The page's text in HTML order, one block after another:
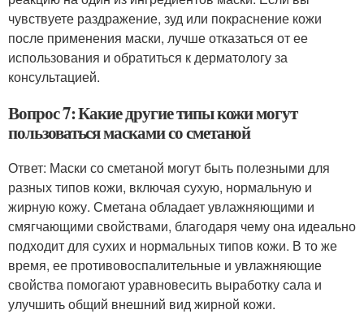
чувствуете раздражение, зуд или покраснение кожи
после применения маски, лучше отказаться от ее
использования и обратиться к дерматологу за
консультацией.
Вопрос 7: Какие другие типы кожи могут
пользоваться масками со сметаной
Ответ: Маски со сметаной могут быть полезными для
разных типов кожи, включая сухую, нормальную и
жирную кожу. Сметана обладает увлажняющими и
смягчающими свойствами, благодаря чему она идеально
подходит для сухих и нормальных типов кожи. В то же
время, ее противовоспалительные и увлажняющие
свойства помогают уравновесить выработку сала и
улучшить общий внешний вид жирной кожи.